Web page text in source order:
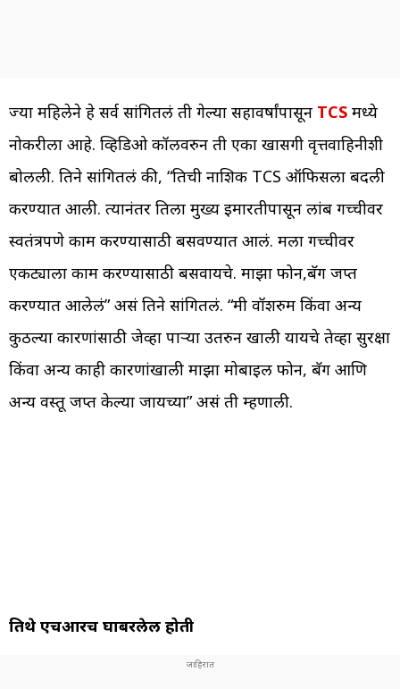
ज्या महिलेने हे सर्व सांगितलं ती गेल्या सहावर्षांपासून TCS मध्ये
नोकरीला आहे. व्हिडिओ कॉलवरुन ती एका खासगी वृत्तवाहिनीशी
बोलली. तिने सांगितलं की, “तिची नाशिक TCS ऑफिसला बदली
करण्यात आली. त्यानंतर तिला मुख्य इमारतीपासून लांब गच्चीवर
स्वतंत्रपणे काम करण्यासाठी बसवण्यात आलं. मला गच्चीवर
एकट्याला काम करण्यासाठी बसवायचे. माझा फोन,बॅग जप्त
करण्यात आलेलं” असं तिने सांगितलं. “मी वॉशरुम किंवा अन्य
कुठल्या कारणांसाठी जेव्हा पाऱ्या उतरुन खाली यायचे तेव्हा सुरक्षा
किंवा अन्य काही कारणांखाली माझा मोबाइल फोन, बॅग आणि
अन्य वस्तू जप्त केल्या जायच्या” असं ती म्हणाली.
तिथे एचआरच घाबरलेली होती